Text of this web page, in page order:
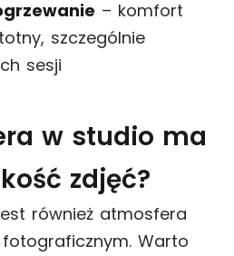
– komfort
szczególnie
sesji
w studio ma
zdjęć?
również atmosfera
Warto